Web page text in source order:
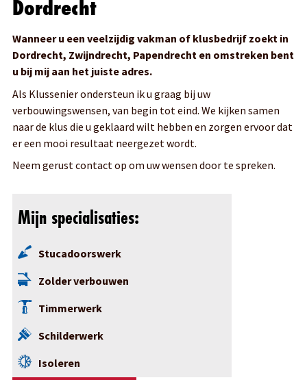
werk dat ik lever.
Dordrecht
Wanneer u een veelzijdig vakman of klusbedrijf zoekt in
Dordrecht, Zwijndrecht, Papendrecht en omstreken bent
u bij mij aan het juiste adres.
Als Klussenier ondersteun ik u graag bij uw
verbouwingswensen, van begin tot eind. We kijken samen
naar de klus die u geklaard wilt hebben en zorgen ervoor dat
er een mooi resultaat neergezet wordt.
Neem gerust contact op om uw wensen door te spreken.
Mijn specialisaties:
Stucadoorswerk
Zolder verbouwen
Timmerwerk
Schilderwerk
Isoleren